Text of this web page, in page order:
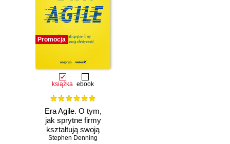
Promocja
książka ebook
Era Agile. O tym,
jak sprytne firmy
kształtują swoją
efektywność
Stephen Denning